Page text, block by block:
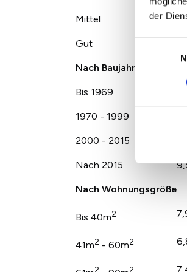
der
Mittel
Gut
Nach Baujahr
Bis 1969
1970 - 1999
2000 - 2015
Nach 2015
Nach Wohnungsgröße
Bis 40m2
41m2 - 60m2
2 2